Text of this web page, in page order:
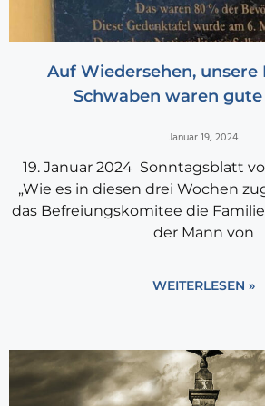
Auf Wiedersehen,
Schwaben waren
Januar 19, 2024
19. Januar 2024 Sonntagsblatt
„Wie es in diesen drei Wochen
das Befreiungskomitee die
der Mann von
WEITERLESEN »